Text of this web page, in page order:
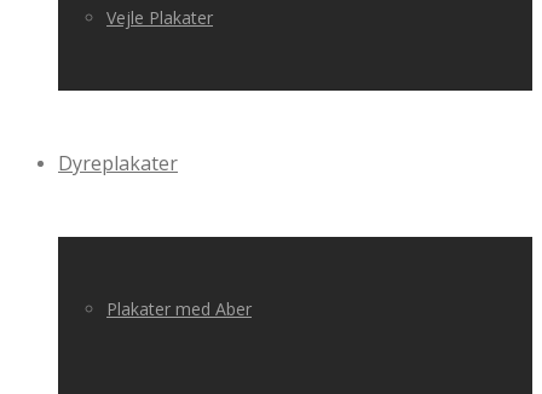
Vejle Plakater
Dyreplakater
Plakater med Aber